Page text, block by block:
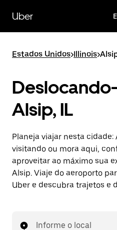
para
conteúdo
Uber
Estados Unidos>Illinois>
Alsip, IL
Planeja viajar nesta cidade:
visitando ou mora aqui,
aproveitar ao máximo sua
Alsip. Viaje do aeroporto
Uber e descubra trajetos e
Informe o local